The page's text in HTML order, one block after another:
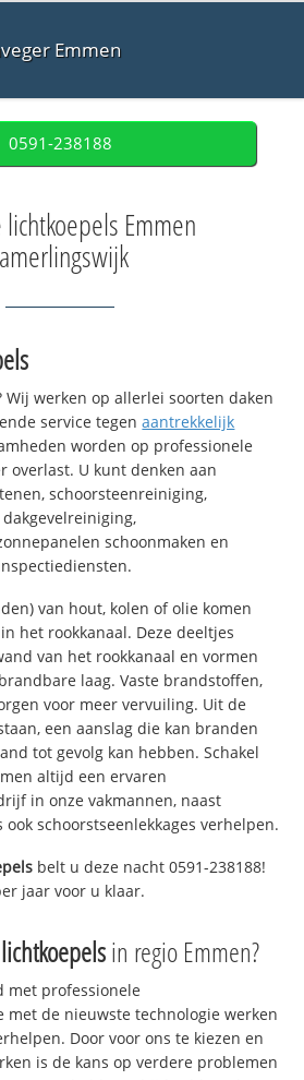
Emmen
0591-238188
Emmen
Wij werken op allerlei soorten daken
service tegenaantrekkelijk
worden op professionele
overlast. U kunt denken aan
schoorsteenreiniging,
schoonmaken en
van hout, kolen of olie komen
het rookkanaal. Deze deeltjes
van het rookkanaal en vormen
laag. Vaste brandstoffen,
voor meer vervuiling. Uit de
een aanslag die kan branden
tot gevolg kan hebben. Schakel
altijd een ervaren
in onze vakmannen, naast
schoorstseenlekkages verhelpen.
belt u deze nacht 0591-238188!
jaar voor u klaar.
in regio Emmen?
met professionele
met de nieuwste technologie werken
Door voor ons te kiezen en
is de kans op verdere problemen